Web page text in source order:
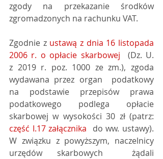
zgody na przekazanie środków
zgromadzonych na rachunku VAT.
Zgodnie z ustawą z dnia 16 listopada
2006 r. o opłacie skarbowej
  (Dz. U.
z 2019 r. poz. 1000 ze zm.), zgoda
wydawana przez organ  podatkowy
na podstawie przepisów prawa
podatkowego podlega opłacie
część I.17 załącznika
  do ww. ustawy).
W związku z powyższym, naczelnicy
urzędów skarbowych  żądali